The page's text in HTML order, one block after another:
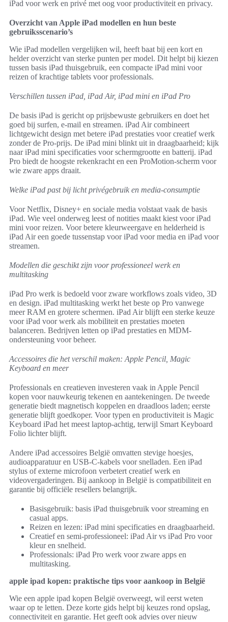
iPad voor werk en privé met oog voor productiviteit en privacy.
Overzicht van Apple iPad modellen en hun beste
gebruiksscenario’s
Wie iPad modellen vergelijken wil, heeft baat bij een kort en
helder overzicht van sterke punten per model. Dit helpt bij kiezen
tussen basis iPad thuisgebruik, een compacte iPad mini voor
reizen of krachtige tablets voor professionals.
Verschillen tussen iPad, iPad Air, iPad mini en iPad Pro
De basis iPad is gericht op prijsbewuste gebruikers en doet het
goed bij surfen, e-mail en streamen. iPad Air combineert
lichtgewicht design met betere iPad prestaties voor creatief werk
zonder de Pro-prijs. De iPad mini blinkt uit in draagbaarheid; kijk
naar iPad mini specificaties voor schermgrootte en batterij. iPad
Pro biedt de hoogste rekenkracht en een ProMotion-scherm voor
wie zware apps draait.
Welke iPad past bij licht privégebruik en media-consumptie
Voor Netflix, Disney+ en sociale media volstaat vaak de basis
iPad. Wie veel onderweg leest of notities maakt kiest voor iPad
mini voor reizen. Voor betere kleurweergave en helderheid is
iPad Air een goede tussenstap voor iPad voor media en iPad voor
streamen.
Modellen die geschikt zijn voor professioneel werk en
multitasking
iPad Pro werk is bedoeld voor zware workflows zoals video, 3D
en design. iPad multitasking werkt het beste op Pro vanwege
meer RAM en grotere schermen. iPad Air blijft een sterke keuze
voor iPad voor werk als mobiliteit en prestaties moeten
balanceren. Bedrijven letten op iPad prestaties en MDM-
ondersteuning voor beheer.
Accessoires die het verschil maken: Apple Pencil, Magic
Keyboard en meer
Professionals en creatieven investeren vaak in Apple Pencil
kopen voor nauwkeurig tekenen en aantekeningen. De tweede
generatie biedt magnetisch koppelen en draadloos laden; eerste
generatie blijft goedkoper. Voor typen en productiviteit is Magic
Keyboard iPad het meest laptop-achtig, terwijl Smart Keyboard
Folio lichter blijft.
Andere iPad accessoires België omvatten stevige hoesjes,
audioapparatuur en USB‑C-kabels voor snelladen. Een iPad
stylus of externe microfoon verbetert creatief werk en
videovergaderingen. Bij aankoop in België is compatibiliteit en
garantie bij officiële resellers belangrijk.
Basisgebruik: basis iPad thuisgebruik voor streaming en
casual apps.
Reizen en lezen: iPad mini specificaties en draagbaarheid.
Creatief en semi-professioneel: iPad Air vs iPad Pro voor
kleur en snelheid.
Professionals: iPad Pro werk voor zware apps en
multitasking.
apple ipad kopen: praktische tips voor aankoop in België
Wie een apple ipad kopen België overweegt, wil eerst weten
waar op te letten. Deze korte gids helpt bij keuzes rond opslag,
connectiviteit en garantie. Het geeft ook advies over nieuw